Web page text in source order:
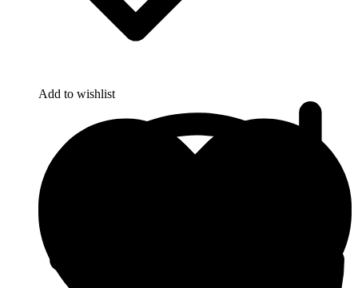
Add to wishlist